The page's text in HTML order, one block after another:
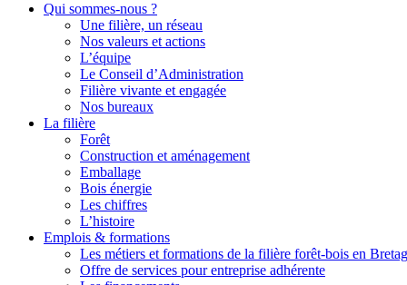
Qui sommes-nous ?
Une filière, un réseau
Nos valeurs et actions
L’équipe
Le Conseil d’Administration
Filière vivante et engagée
Nos bureaux
La filière
Forêt
Construction et aménagement
Emballage
Bois énergie
Les chiffres
L’histoire
Emplois & formations
Les métiers et formations de la filière forêt-bois en
Offre de services pour entreprise adhérente